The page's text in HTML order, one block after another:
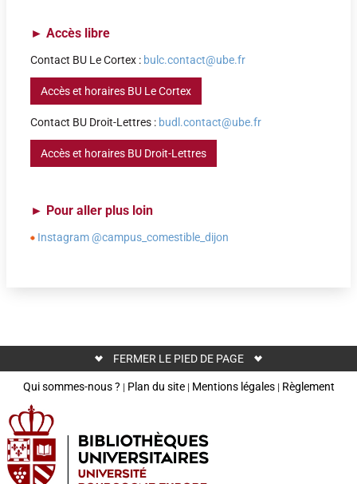
► Accès libre
Contact BU Le Cortex : bulc.contact@ube.fr
Accès et horaires BU Le Cortex
Contact BU Droit-Lettres : budl.contact@ube.fr
Accès et horaires BU Droit-Lettres
► Pour aller plus loin
Instagram @campus_comestible_dijon
FERMER LE PIED DE PAGE
Qui sommes-nous ? | Plan du site| Mentions légales| Règlement